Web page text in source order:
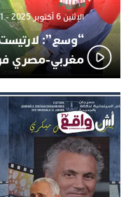
الإثنين 6 أكتوبر 2025 - 17:31
“وسع”:
مغربي-مصري